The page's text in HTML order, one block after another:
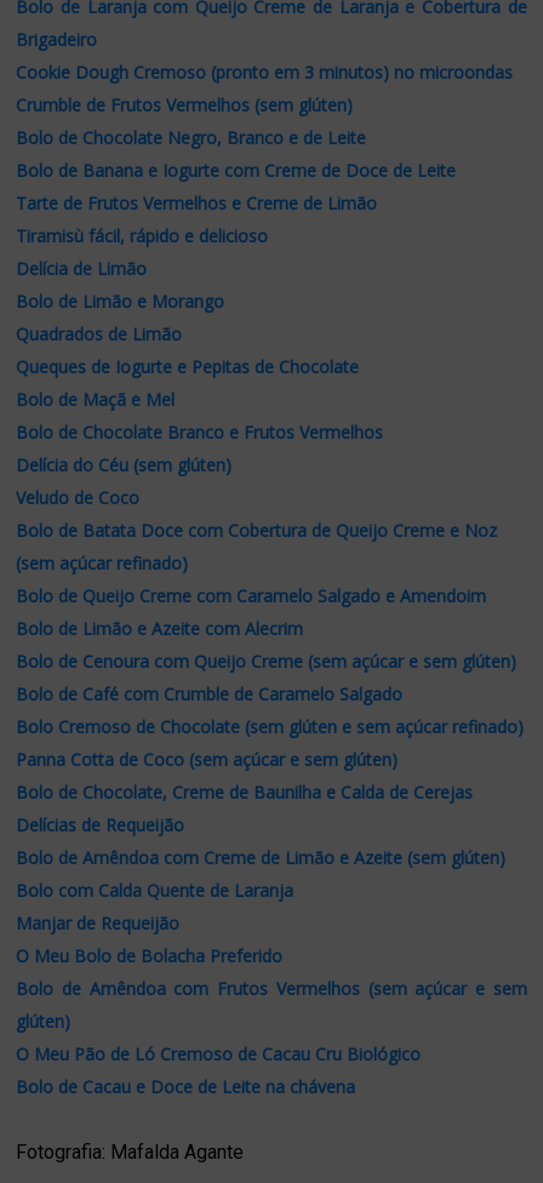
Bolo de Laranja com Queijo Creme de Laranja e Cobertura de
Brigadeiro
Cookie Dough Cremoso (pronto em 3 minutos) no microondas
Crumble de Frutos Vermelhos (sem glúten)
Bolo de Chocolate Negro, Branco e de Leite
Bolo de Banana e Iogurte com Creme de Doce de Leite
Tarte de Frutos Vermelhos e Creme de Limão
Tiramisù fácil, rápido e delicioso
Delícia de Limão
Bolo de Limão e Morango
Quadrados de Limão
Queques de Iogurte e Pepitas de Chocolate
Bolo de Maçã e Mel
Bolo de Chocolate Branco e Frutos Vermelhos
Delícia do Céu (sem glúten)
Veludo de Coco
Bolo de Batata Doce com Cobertura de Queijo Creme e Noz
(sem açúcar refinado)
Bolo de Queijo Creme com Caramelo Salgado e Amendoim
Bolo de Limão e Azeite com Alecrim
Bolo de Cenoura com Queijo Creme (sem açúcar e sem glúten)
Bolo de Café com Crumble de Caramelo Salgado
Bolo Cremoso de Chocolate (sem glúten e sem açúcar refinado)
Panna Cotta de Coco (sem açúcar e sem glúten)
Bolo de Chocolate, Creme de Baunilha e Calda de Cerejas
Delícias de Requeijão
Bolo de Amêndoa com Creme de Limão e Azeite (sem glúten)
Bolo com Calda Quente de Laranja
Manjar de Requeijão
O Meu Bolo de Bolacha Preferido
Bolo de Amêndoa com Frutos Vermelhos (sem açúcar e sem
glúten)
O Meu Pão de Ló Cremoso de Cacau Cru Biológico
Bolo de Cacau e Doce de Leite na chávena
Fotografia: Mafalda Agante